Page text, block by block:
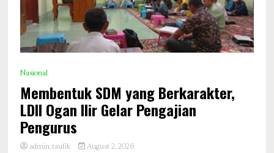
Nasional
Membentuk SDM yang Berkarakter,
LDII Ogan Ilir Gelar Pengajian
Pengurus
admin_taufik August 2, 2026